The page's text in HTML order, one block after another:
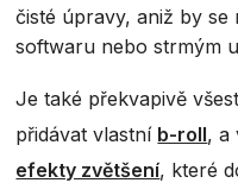
čisté úpravy, aniž by se
softwaru nebo strmým
Je také překvapivě
přidávat vlastní b-roll, a
efekty zvětšení, které